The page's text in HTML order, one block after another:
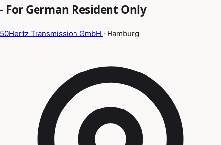
- For German Resident Only
50Hertz Transmission GmbH · Hamburg